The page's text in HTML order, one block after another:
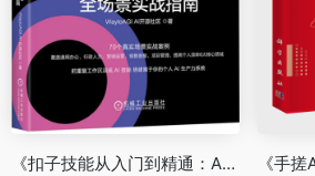
《扣子技能从入门到精通：Agent Skills全场景实战指南》